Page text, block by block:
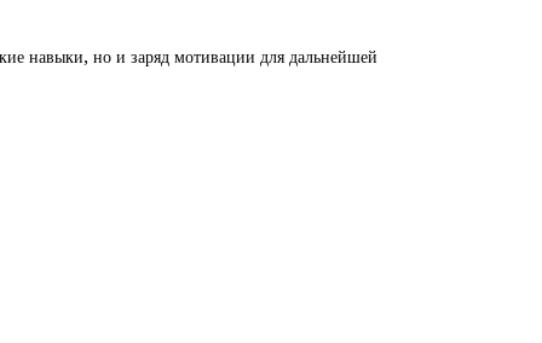
навыки, но и заряд мотивации для дальнейшей